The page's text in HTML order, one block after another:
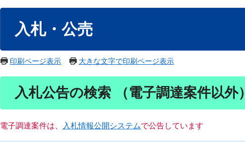
入札・公売
印刷ページ表示 大きな文字で印刷ページ表示
入札公告の検索 （電子調達案件以外）
電子調達案件は、 入札情報公開システムで公告しています